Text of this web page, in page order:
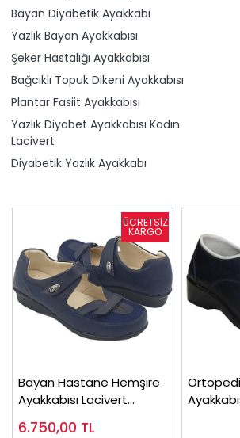
Bayan Diyabetik Ayakkabı
Yazlık Bayan Ayakkabısı
Şeker Hastalığı Ayakkabısı
Bağcıklı Topuk Dikeni Ayakkabısı
Plantar Fasiit Ayakkabısı
Yazlık Diyabet Ayakkabısı Kadın
Lacivert
Diyabetik Yazlık Ayakkabı
Bayan Hastane Hemşire
Ayakkabısı Lacivert
6.750,00 TL